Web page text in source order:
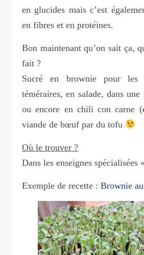
en glucides mais c’est
en fibres et en protéines.
Bon maintenant qu’on sait ça,
fait ?
Sucré en brownie pour les
téméraires, en salade, dans une
ou encore en chili con carne
viande de bœuf par du tofu
Où le trouver ?
Dans les enseignes spécialisées
Exemple de recette : Brownie